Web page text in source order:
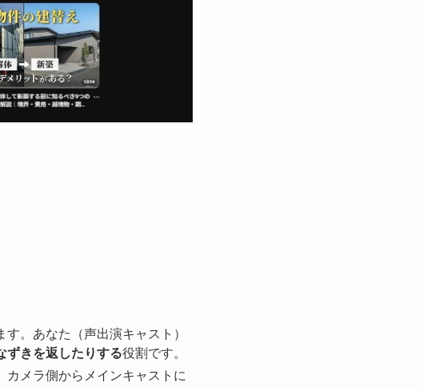
。あなた（声出演キャスト）
ずきを返したりする役割です。
カメラ側からメインキャストに